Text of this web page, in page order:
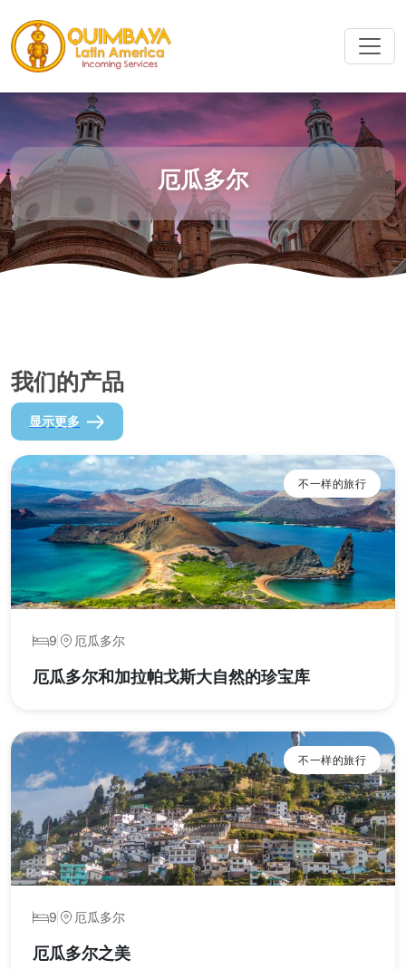
厄瓜多尔
我们的产品
显示更多
不一样的旅行
9 厄瓜多尔
厄瓜多尔和加拉帕戈斯大自然的珍宝库
不一样的旅行
9 厄瓜多尔
厄瓜多尔之美